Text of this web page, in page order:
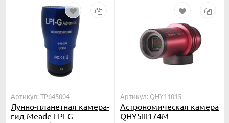
Артикул: TP645004
Лунно-планетная камера-
гид Meade LPI-G
Артикул: QHY11015
Астрономическая камера
QHY5III174M